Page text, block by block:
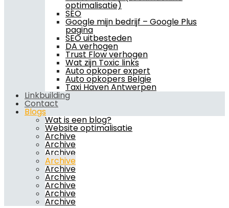
optimalisatie)
SEO
Google mijn bedrijf – Google Plus
pagina
SEO uitbesteden
DA verhogen
Trust Flow verhogen
Wat zijn Toxic links
Auto opkoper expert
Auto opkopers Belgie
Taxi Haven Antwerpen
Linkbuilding
Contact
Blogs
Wat is een blog?
Website optimalisatie
Archive
Archive
Archive
Archive
Archive
Archive
Archive
Archive
Archive